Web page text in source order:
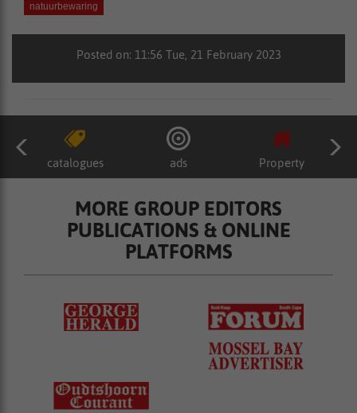
natuurbewaring
Posted on: 11:56 Tue, 21 February 2023
catalogues ads Property
MORE GROUP EDITORS
PUBLICATIONS & ONLINE
PLATFORMS